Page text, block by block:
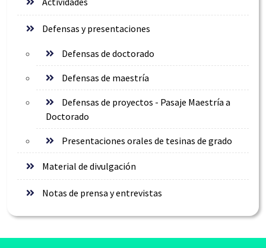
Defensas y presentaciones
Defensas de doctorado
Defensas de maestría
Defensas de proyectos - Pasaje Maestría a
Doctorado
Presentaciones orales de tesinas de grado
Material de divulgación
Notas de prensa y entrevistas